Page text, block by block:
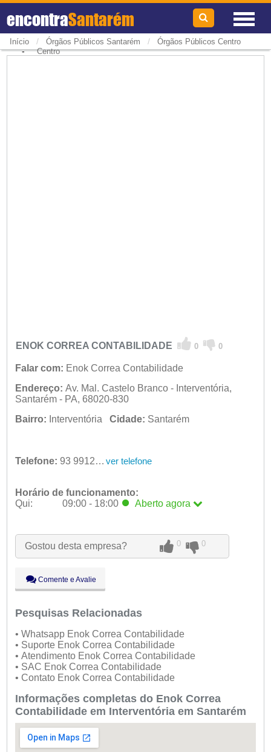
encontraSantarém
Início / Órgãos Públicos Santarém / Órgãos Públicos Centro
-Centro
ENOK CORREA CONTABILIDADE 0 0
Falar com: Enok Correa Contabilidade
Endereço: Av. Mal. Castelo Branco - Interventória,
Santarém - PA, 68020-830
Bairro: Interventória Cidade: Santarém
Telefone: 93 99125-5466 ver telefone
Horário de funcionamento:
Qui:
09:00 - 18:00 Aberto agora
Qua:
09:00 - 18:00
Qui:
09:00 - 18:00 Aberto agora
Sáb:
Dom:
Fechado
Gostou desta empresa? 0 0
Comente e Avalie
Pesquisas Relacionadas
• Whatsapp Enok Correa Contabilidade
• Suporte Enok Correa Contabilidade
• Atendimento Enok Correa Contabilidade
• SAC Enok Correa Contabilidade
• Contato Enok Correa Contabilidade
Informações completas do Enok Correa
Contabilidade em Interventória em Santarém